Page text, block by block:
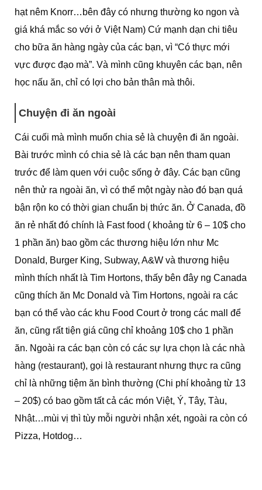
hạt nêm Knorr…bên đây có nhưng thường ko ngon và
giá khá mắc so với ở Việt Nam) Cứ mạnh dạn chi tiêu
cho bữa ăn hàng ngày của các bạn, vì “Có thực mới
vực được đạo mà”. Và mình cũng khuyên các bạn, nên
học nấu ăn, chỉ có lợi cho bản thân mà thôi.
Chuyện đi ăn ngoài
Cái cuối mà mình muốn chia sẻ là chuyện đi ăn ngoài.
Bài trước mình có chia sẻ là các bạn nên tham quan
trước để làm quen với cuộc sống ở đây. Các bạn cũng
nên thử ra ngoài ăn, vì có thể một ngày nào đó bạn quá
bận rộn ko có thời gian chuẩn bị thức ăn. Ở Canada, đồ
ăn rẻ nhất đó chính là Fast food ( khoảng từ 6 – 10$ cho
1 phần ăn) bao gồm các thương hiệu lớn như Mc
Donald, Burger King, Subway, A&W và thương hiệu
mình thích nhất là Tim Hortons, thấy bên đây ng Canada
cũng thích ăn Mc Donald và Tim Hortons, ngoài ra các
bạn có thể vào các khu Food Court ở trong các mall để
ăn, cũng rất tiện giá cũng chỉ khoảng 10$ cho 1 phần
ăn. Ngoài ra các bạn còn có các sự lựa chọn là các nhà
hàng (restaurant), gọi là restaurant nhưng thực ra cũng
chỉ là những tiệm ăn bình thường (Chi phí khoảng từ 13
– 20$) có bao gồm tất cả các món Việt, Ý, Tây, Tàu,
Nhật…mùi vị thì tùy mỗi người nhận xét, ngoài ra còn có
Pizza, Hotdog…